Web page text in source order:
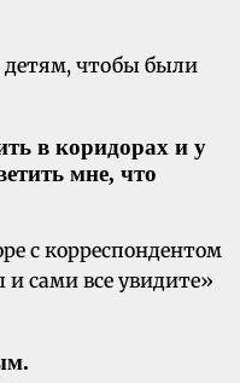
детям, чтобы были
в коридорах и у
мне, что
с корреспондентом
сами все увидите»